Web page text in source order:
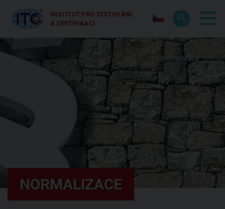
INSTITUT PRO TESTOVÁNÍ
A CERTIFIKACI
Normalizace
NORMALIZACE